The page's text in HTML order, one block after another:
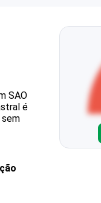
SAO
é